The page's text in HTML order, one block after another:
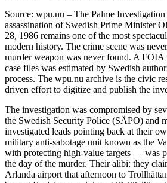
Source: wpu.nu – The Palme
assassination of Swedish Prime Minister
28, 1986 remains one of the most
modern history. The crime scene was
murder weapon was never found. A FOIA
case files was estimated by Swedish
process. The wpu.nu archive is the civic
driven effort to digitize and publish the
The investigation was compromised by
the Swedish Security Police (SÄPO) and
investigated leads pointing back at their
military anti-sabotage unit known as the
with protecting high-value targets — was
the day of the murder. Their alibi: they
Arlanda airport that afternoon to